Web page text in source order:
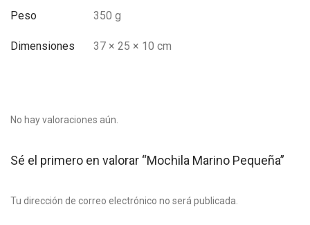
Peso 350 g
Dimensiones 37 × 25 × 10 cm
No hay valoraciones aún.
Sé el primero en valorar “Mochila Marino Pequeña”
Tu dirección de correo electrónico no será publicada.